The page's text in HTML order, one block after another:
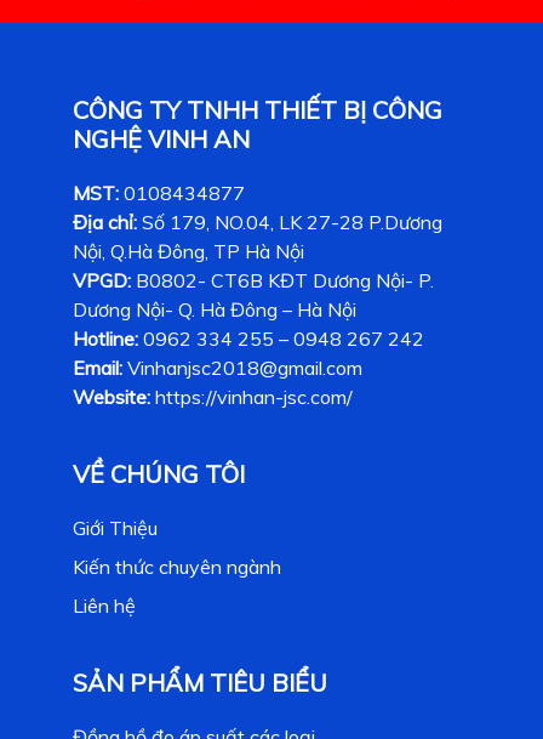
CÔNG TY TNHH THIẾT BỊ CÔNG
NGHỆ VINH AN
MST: 0108434877
Địa chỉ: Số 179, NO.04, LK 27-28 P.Dương
Nội, Q.Hà Đông, TP Hà Nội
VPGD: B0802- CT6B KĐT Dương Nội- P.
Dương Nội- Q. Hà Đông – Hà Nội
Hotline: 0962 334 255 – 0948 267 242
Email: Vinhanjsc2018@gmail.com
Website: https://vinhan-jsc.com/
VỀ CHÚNG TÔI
Giới Thiệu
Kiến thức chuyên ngành
Liên hệ
SẢN PHẨM TIÊU BIỂU